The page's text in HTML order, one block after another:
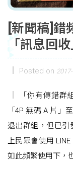
[新聞稿]錯
「訊息回
Posted on
「你有傳錯
「4P 無碼 A 片」
退出群組，但已引
上民眾會使用
如此頻繁使用下，